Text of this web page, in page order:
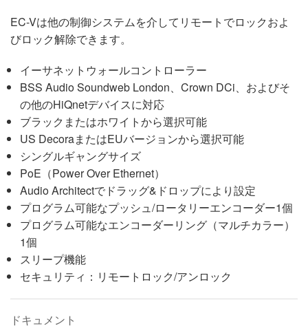
EC-Vは他の制御システムを介してリモートでロックおよ
びロック解除できます。
イーサネットウォールコントローラー
BSS Audio Soundweb London、Crown DCi、およびそ
の他のHiQnetデバイスに対応
ブラックまたはホワイトから選択可能
US DecoraまたはEUバージョンから選択可能
シングルギャングサイズ
PoE（Power Over Ethernet）
Audio Architectでドラッグ&ドロップにより設定
プログラム可能なプッシュ/ロータリーエンコーダー1個
プログラム可能なエンコーダーリング（マルチカラー）
1個
スリープ機能
セキュリティ：リモートロック/アンロック
ドキュメント